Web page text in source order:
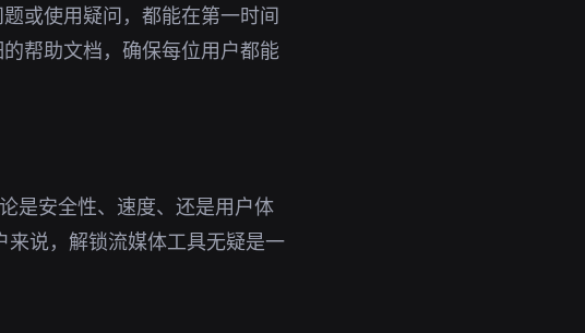
或使用疑问，都能在第一时间
帮助文档，确保每位用户都能
是安全性、速度、还是用户体
说，解锁流媒体工具无疑是一